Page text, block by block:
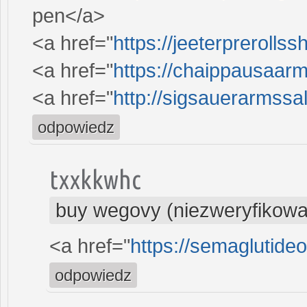
pen</a>
<a href="https://
<a href="https://
<a href="http://
odpowiedz
txxkkwhc
buy wegovy
<a href="https://
odpowiedz